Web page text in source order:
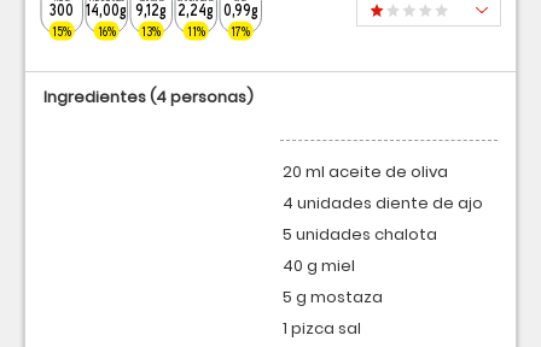
300
15%
14,00g
16%
9,12g
13%
2,24g
11%
0,99g
17%
Ingredientes(4 personas)
20 ml aceite de oliva
4 unidades diente de ajo
5 unidades chalota
40 g miel
5 g mostaza
1 pizca sal